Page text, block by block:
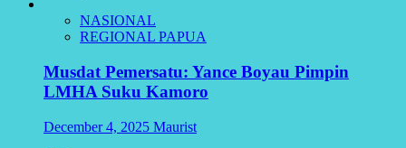
NASIONAL
REGIONAL PAPUA
Musdat Pemersatu: Yance Boyau Pimpin
LMHA Suku Kamoro
December 4, 2025 Maurist